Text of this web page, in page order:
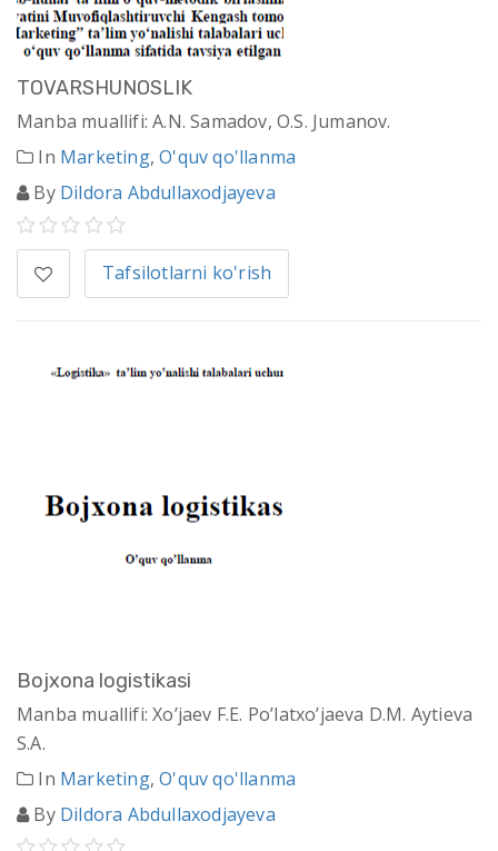
TOVARSHUNOSLIK
Manba muallifi: A.N. Samadov, O.S. Jumanov.
In Marketing,O'quv qo'llanma
By Dildora Abdullaxodjayeva
Tafsilotlarni ko'rish
Bоjхоna lоgistikasi
Manba muallifi: Хo’jаеv F.E. Po’lаtхo’jаеvа D.M. Aytieva
S.A.
In Marketing,O'quv qo'llanma
By Dildora Abdullaxodjayeva